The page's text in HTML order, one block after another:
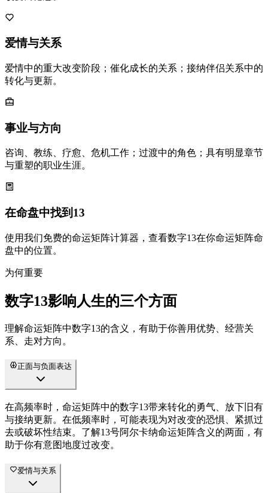
爱情与关系
爱情中的重大改变阶段；催化成长的关系；接纳伴侣关系中的
转化与更新。
事业与方向
咨询、教练、疗愈、危机工作；过渡中的角色；具有明显章节
与重塑的职业生涯。
在命盘中找到13
使用我们免费的命运矩阵计算器，查看数字13在你命运矩阵命
盘中的位置。
为何重要
数字13影响人生的三个方面
理解命运矩阵中数字13的含义，有助于你善用优势、经营关
系、走对方向。
正面与负面表达
在高频率时，命运矩阵中的数字13带来转化的勇气、放下旧有
与接纳更新。在低频率时，可能表现为对改变的恐惧、紧抓过
去或破坏性结束。了解13号阿尔卡纳命运矩阵含义的两面，有
助于你有意图地度过改变。
爱情与关系